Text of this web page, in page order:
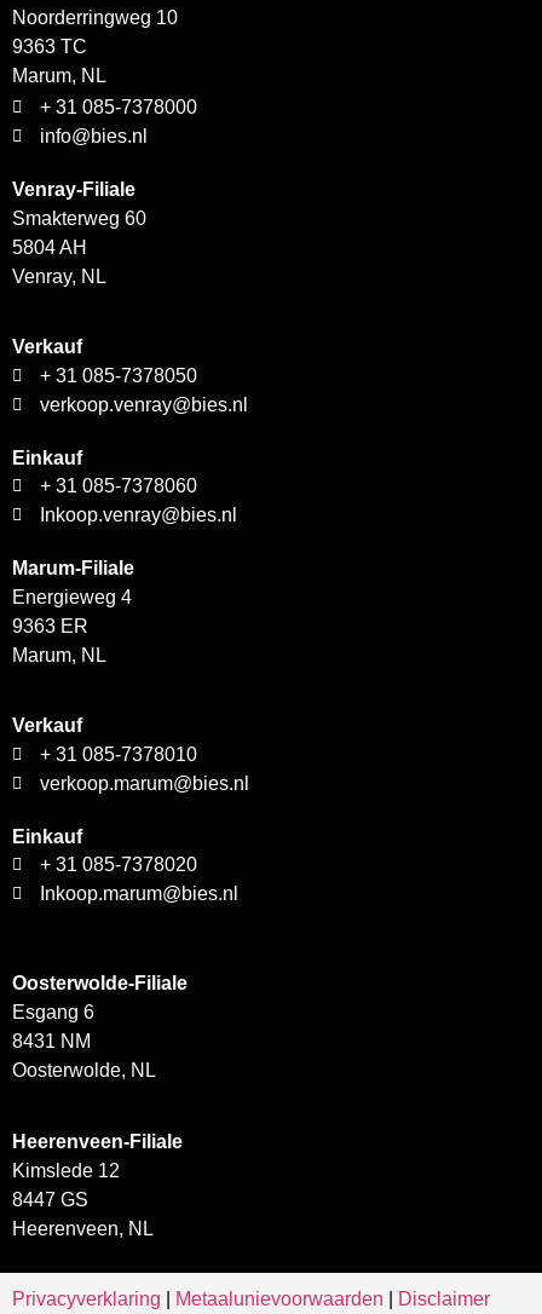
Noorderringweg 10
9363 TC
Marum, NL
+ 31 085-7378000
info@bies.nl
Venray-Filiale
Smakterweg 60
5804 AH
Venray, NL
Verkauf
+ 31 085-7378050
verkoop.venray@bies.nl
Einkauf
+ 31 085-7378060
Inkoop.venray@bies.nl
Marum-Filiale
Energieweg 4
9363 ER
Marum, NL
Verkauf
+ 31 085-7378010
verkoop.marum@bies.nl
Einkauf
+ 31 085-7378020
Inkoop.marum@bies.nl
Oosterwolde-Filiale
Esgang 6
8431 NM
Oosterwolde, NL
Heerenveen-Filiale
Kimslede 12
8447 GS
Heerenveen, NL
Privacyverklaring Metaalunievoorwaarden Disclaimer